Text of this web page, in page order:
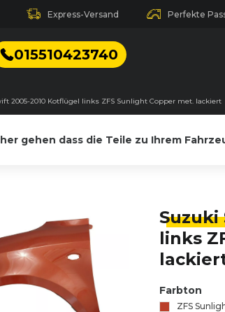
Express-Versand Perfekte
015510423740
2005-2010 Kotflügel links ZFS Sunlight Copper met. lackiert
gehen dass die Teile zu Ihrem
links
Farbton
ZFS